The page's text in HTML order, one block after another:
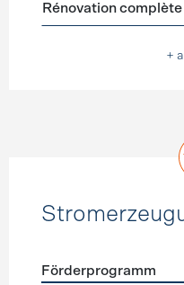
Rénovation
+
Förderprogramm